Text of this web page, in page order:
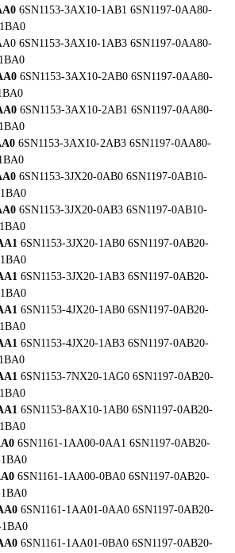
6SN1153-3AX10-1AB1 6SN1197-0AA80-
6SN1153-3AX10-1AB3 6SN1197-0AA80-
6SN1153-3AX10-2AB0 6SN1197-0AA80-
6SN1153-3AX10-2AB1 6SN1197-0AA80-
6SN1153-3AX10-2AB3 6SN1197-0AA80-
6SN1153-3JX20-0AB0 6SN1197-0AB10-
6SN1153-3JX20-0AB3 6SN1197-0AB10-
6SN1153-3JX20-1AB0 6SN1197-0AB20-
6SN1153-3JX20-1AB3 6SN1197-0AB20-
6SN1153-4JX20-1AB0 6SN1197-0AB20-
6SN1153-4JX20-1AB3 6SN1197-0AB20-
6SN1153-7NX20-1AG0 6SN1197-0AB20-
6SN1153-8AX10-1AB0 6SN1197-0AB20-
6SN1161-1AA00-0AA1 6SN1197-0AB20-
6SN1161-1AA00-0BA0 6SN1197-0AB20-
6SN1161-1AA01-0AA0 6SN1197-0AB20-
1BA0
6SN1161-1AA01-0BA0 6SN1197-0AB20-